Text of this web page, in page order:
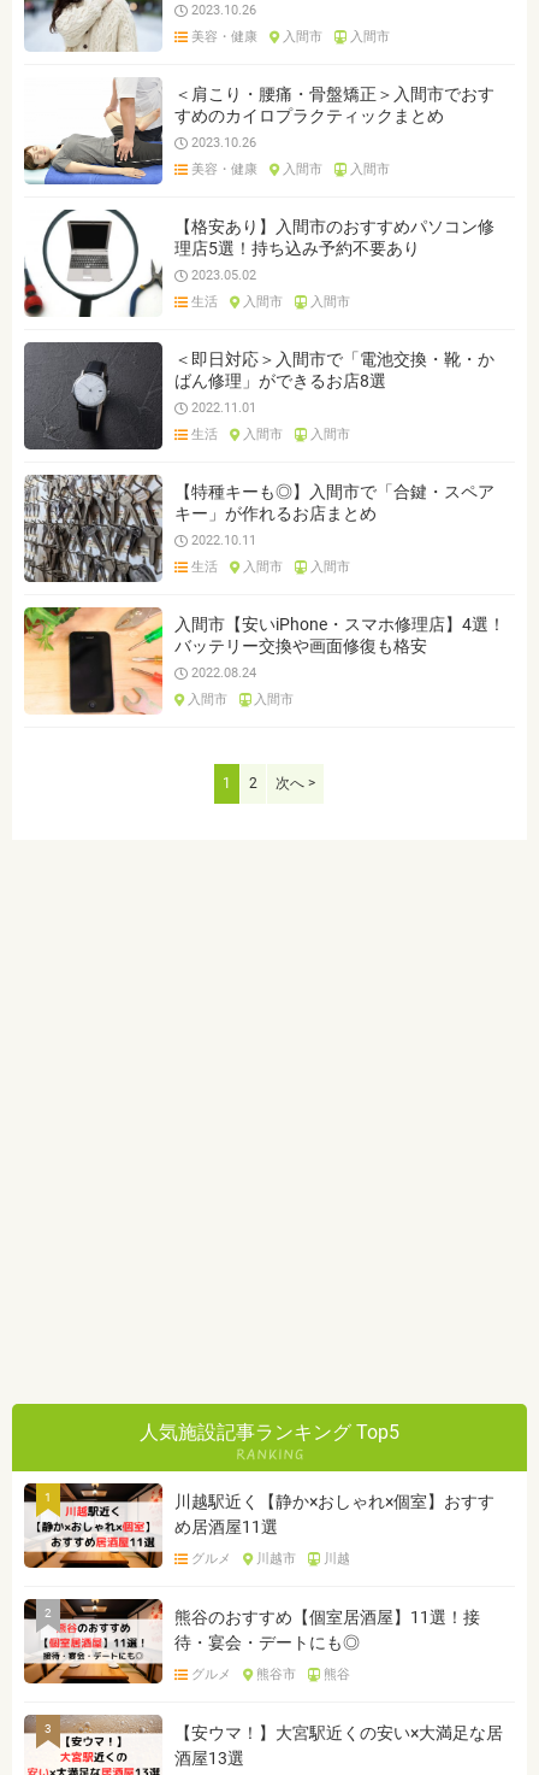
2023.10.26
美容・健康
入間市 入間市
＜肩こり・腰痛・骨盤矯正＞入間市でおす
すめのカイロプラクティックまとめ
2023.10.26
美容・健康
入間市 入間市
【格安あり】入間市のおすすめパソコン修
理店5選！持ち込み予約不要あり
2023.05.02
生活
入間市 入間市
＜即日対応＞入間市で「電池交換・靴・か
ばん修理」ができるお店8選
2022.11.01
生活
入間市 入間市
【特種キーも◎】入間市で「合鍵・スペア
キー」が作れるお店まとめ
2022.10.11
生活
入間市 入間市
入間市【安いiPhone・スマホ修理店】4選！
バッテリー交換や画面修復も格安
2022.08.24
入間市
入間市
1 2 次へ >
人気施設記事ランキング Top5
1
川越駅近く【静か×おしゃれ×個室】おすす
め居酒屋11選
グルメ 川越市 川越
2
熊谷のおすすめ【個室居酒屋】11選！接
待・宴会・デートにも◎
グルメ 熊谷市 熊谷
3
【安ウマ！】大宮駅近くの安い×大満足な居
酒屋13選